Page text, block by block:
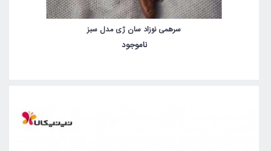
سرهمی نوزاد سان ژی مدل سبز
ناموجود